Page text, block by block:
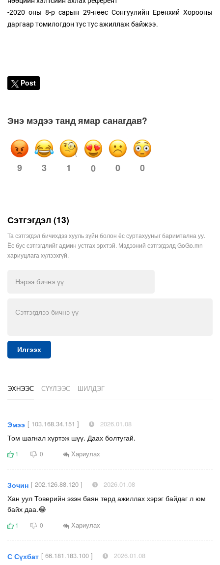
-2020 оны 8-р сарын 29-нөөс Сонгуулийн Ерөнхий Хорооны
даргаар томилогдон тус тус ажиллаж байжээ.
Post
Энэ мэдээ танд ямар санагдав?
9 3 1 0 0 0
Сэтгэгдэл (13)
Та сэтгэгдэл бичихдээ хууль зүйн болон ёс суртахууныг баримтална уу.
Ёс бус сэтгэгдлийг админ устгах эрхтэй. Мэдээний сэтгэгдэлд GoGo.mn
хариуцлага хүлээхгүй.
Илгээх
ЭХНЭЭС СҮҮЛЭЭС ШИЛДЭГ
Эмээ [ 103.168.34.151 ] 2026.01.08
Том шагнал хүртэж шүү. Даах болтугай.
1 0 Хариулах
Зочин [ 202.126.88.120 ] 2026.01.08
Хан уул Товерийн эзэн баян төрд ажиллах хэрэг байдаг л юм
байх даа.😂
1 0 Хариулах
С Сүхбат [ 66.181.183.100 ] 2026.01.08